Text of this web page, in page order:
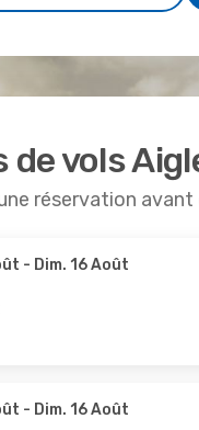
de vols
réservation
- Dim. 16 Août
- Dim. 16 Août